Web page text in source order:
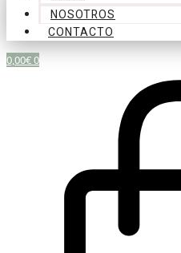
NOSOTROS
CONTACTO
0,00€0